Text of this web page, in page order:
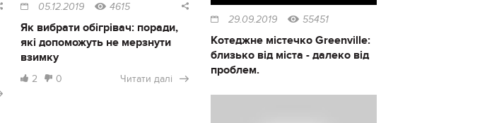
05.12.2019 4615
Як вибрати обігрівач: поради,
які допоможуть не мерзнути
взимку
2 0 Читати далі
29.09.2019 55451
Котеджне містечко Greenville:
близько від міста - далеко від
проблем.